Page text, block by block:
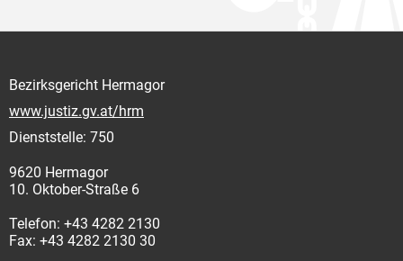
Bezirksgericht Hermagor
www.justiz.gv.at/hrm
Dienststelle: 750
9620 Hermagor
10. Oktober-Straße 6
Telefon: +43 4282 2130
Fax: +43 4282 2130 30